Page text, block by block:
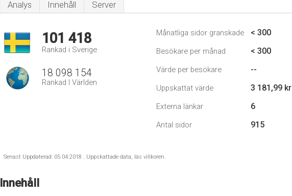
Analys Innehåll Server
101 418
Rankad i Sverige
18 098 154
Rankad I Världen
Månatliga sidor granskade < 300
Besökare per månad < 300
Värde per besökare --
Uppskattat värde 3 181,99 kr
Externa länkar 6
Antal sidor 915
Senast Uppdaterad: 05.04.2018 . Uppskattade data, läs villkoren.
Innehåll